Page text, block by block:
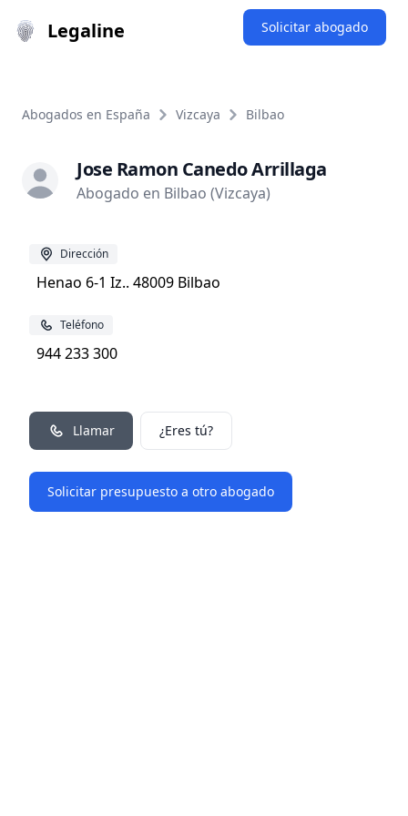
Legaline Solicitar abogado
Abogados en España Vizcaya Bilbao
Jose Ramon Canedo Arrillaga
Abogado en Bilbao (Vizcaya)
Dirección
Henao 6-1 Iz.. 48009 Bilbao
Teléfono
944 233 300
Llamar ¿Eres tú?
Solicitar presupuesto a otro abogado